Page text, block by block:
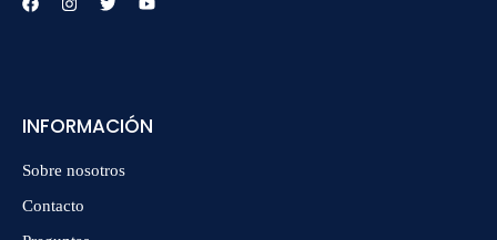
INFORMACIÓN
Sobre nosotros
Contacto